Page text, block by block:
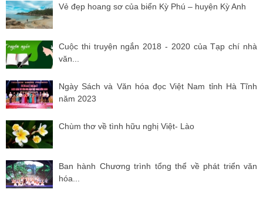
Vẻ đẹp hoang sơ của biển Kỳ Phú – huyện Kỳ Anh
Cuộc thi truyện ngắn 2018 - 2020 của Tạp chí nhà
văn...
Ngày Sách và Văn hóa đọc Việt Nam tỉnh Hà Tĩnh
năm 2023
Chùm thơ về tình hữu nghị Việt- Lào
Ban hành Chương trình tổng thể về phát triển văn
hóa...